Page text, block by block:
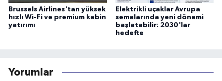
Brussels Airlines'tan yüksek
hızlı Wi-Fi ve premium kabin
yatırımı
Elektrikli uçaklar Avrupa
semalarında yeni dönemi
başlatabilir: 2030'lar
hedefte
Yorumlar